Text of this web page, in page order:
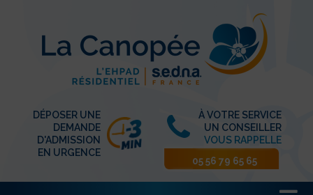
DÉPOSER UNE
DEMANDE
D'ADMISSION
EN URGENCE
À VOTRE SERVICE
UN CONSEILLER
VOUS RAPPELLE
05 56 79 65 65